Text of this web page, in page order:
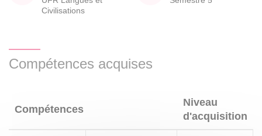
Civilisations
Compétences acquises
Compétences
Niveau
d'acquisition